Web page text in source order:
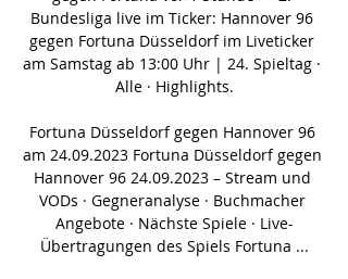
Bundesliga live im Ticker: Hannover 96
gegen Fortuna Düsseldorf im Liveticker
am Samstag ab 13:00 Uhr | 24. Spieltag ·
Alle · Highlights.
Fortuna Düsseldorf gegen Hannover 96
am 24.09.2023 Fortuna Düsseldorf gegen
Hannover 96 24.09.2023 – Stream und
VODs · Gegneranalyse · Buchmacher
Angebote · Nächste Spiele · Live-
Übertragungen des Spiels Fortuna ...